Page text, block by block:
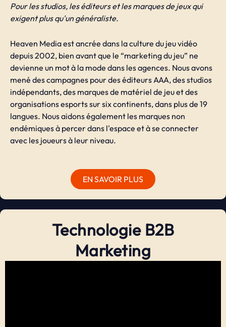
Pour les studios, les éditeurs et les marques de jeux qui
exigent plus qu'un généraliste.
Heaven Media est ancrée dans la culture du jeu vidéo
depuis 2002, bien avant que le “marketing du jeu” ne
devienne un mot à la mode dans les agences. Nous avons
mené des campagnes pour des éditeurs AAA, des studios
indépendants, des marques de matériel de jeu et des
organisations esports sur six continents, dans plus de 19
langues. Nous aidons également les marques non
endémiques à percer dans l'espace et à se connecter
avec les joueurs à leur niveau.
EN SAVOIR PLUS
Technologie B2B
Marketing